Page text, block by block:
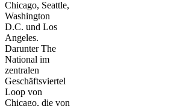
Chicago, Seattle,
Washington
D.C. und Los
Angeles.
DarunterThe
National im
zentralen
Geschäftsviertel
Loop von
Chicago, die von